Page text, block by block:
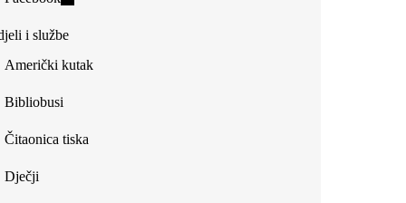
external)
external)
i službe
Američki kutak
Bibliobusi
Čitaonica tiska
Dječji